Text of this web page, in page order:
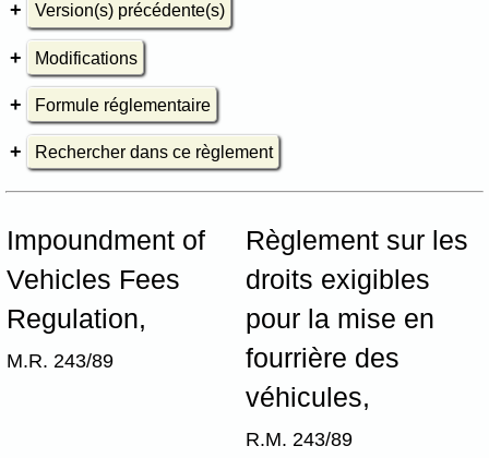
Version(s) précédente(s)
Modifications
Formule réglementaire
Rechercher dans ce règlement
Impoundment of
Vehicles Fees
Regulation,
M.R. 243/89
Règlement sur les
droits exigibles
pour la mise en
fourrière des
véhicules,
R.M. 243/89